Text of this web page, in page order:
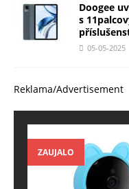
Doogee
s
05-05-2025
Reklama/Advertisement
ZAUJALO